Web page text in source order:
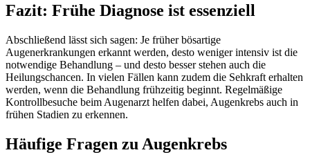
Fazit: Frühe Diagnose ist essenziell
Abschließend lässt sich sagen: Je früher bösartige
Augenerkrankungen erkannt werden, desto weniger intensiv ist die
notwendige Behandlung – und desto besser stehen auch die
Heilungschancen. In vielen Fällen kann zudem die Sehkraft erhalten
werden, wenn die Behandlung frühzeitig beginnt. Regelmäßige
Kontrollbesuche beim Augenarzt helfen dabei, Augenkrebs auch in
frühen Stadien zu erkennen.
Häufige Fragen zu Augenkrebs